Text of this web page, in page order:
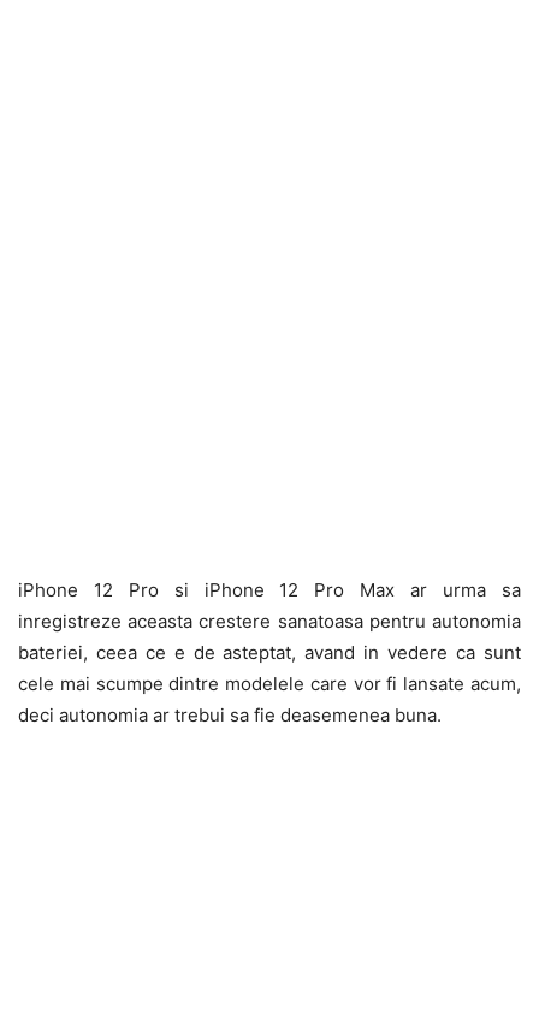
iPhone 12 Pro si iPhone 12 Pro Max ar urma sa
inregistreze aceasta crestere sanatoasa pentru autonomia
bateriei, ceea ce e de asteptat, avand in vedere ca sunt
cele mai scumpe dintre modelele care vor fi lansate acum,
deci autonomia ar trebui sa fie deasemenea buna.